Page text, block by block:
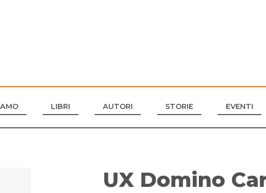
LIBRI AUTORI STORIE EVENTI
UX Domino